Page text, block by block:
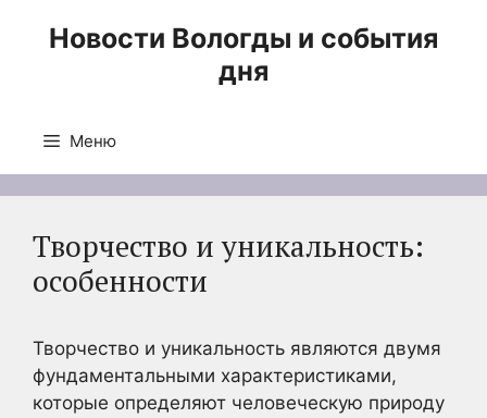
Новости Вологды и события
дня
Меню
Творчество и уникальность:
особенности
Творчество и уникальность являются двумя
фундаментальными характеристиками,
которые определяют человеческую природу